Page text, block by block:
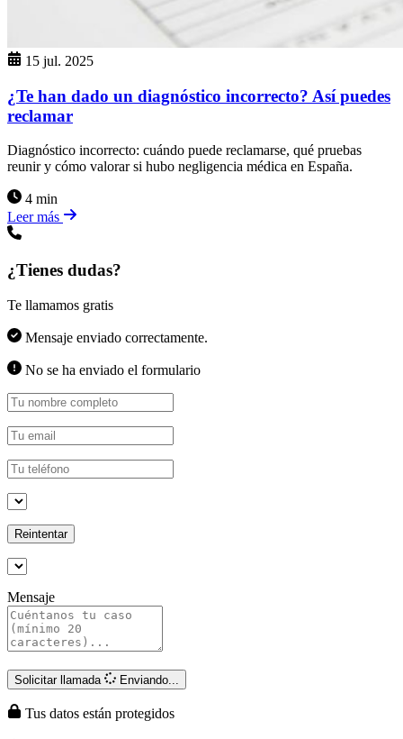
15 jul. 2025
¿Te han dado un diagnóstico incorrecto? Así puedes
reclamar
Diagnóstico incorrecto: cuándo puede reclamarse, qué pruebas
reunir y cómo valorar si hubo negligencia médica en España.
4 min
Leer más
¿Tienes dudas?
Te llamamos gratis
Mensaje enviado correctamente.
No se ha enviado el formulario
Reintentar
Mensaje
Solicitar llamada Enviando...
Tus datos están protegidos